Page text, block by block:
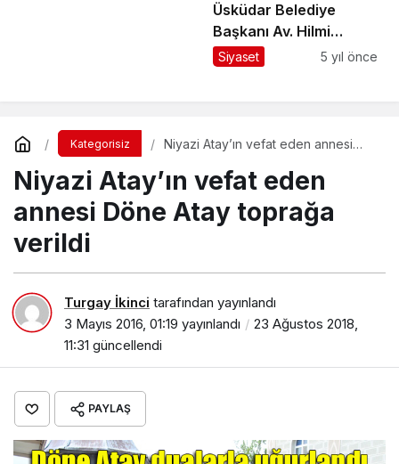
Üsküdar Belediye
Başkanı Av. Hilmi
Türkmen, AK Parti
Siyaset 5 yıl önce
Kategorisiz
Niyazi Atay’ın vefat eden annesi
Niyazi Atay’ın vefat eden
annesi Döne Atay toprağa
verildi
Turgay İkinci tarafından yayınlandı
3 Mayıs 2016, 01:19 yayınlandı
23 Ağustos 2018,
11:31 güncellendi
PAYLAŞ